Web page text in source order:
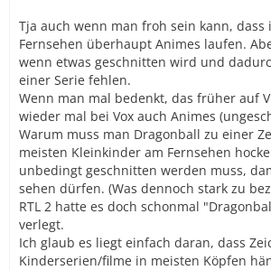
Tja auch wenn man froh sein kann, dass
Fernsehen überhaupt Animes laufen.
wenn etwas geschnitten wird und
einer Serie fehlen.
Wenn man mal bedenkt, das früher auf
wieder mal bei Vox auch Animes
Warum muss man Dragonball zu einer
meisten Kleinkinder am Fernsehen
unbedingt geschnitten werden muss,
sehen dürfen. (Was dennoch stark zu
RTL 2 hatte es doch schonmal
verlegt.
Ich glaub es liegt einfach daran, dass
Kinderserien/filme in meisten Köpfen